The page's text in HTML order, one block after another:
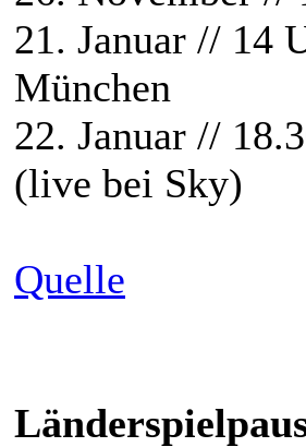
21. Januar // 14
München
22. Januar //
(live bei Sky)
Quelle